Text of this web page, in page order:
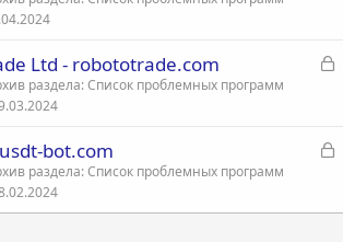
З
Ltd - robototrade.com
раздела: Список проблемных программ
З
р
bot.com
раздела: Список проблемных программ